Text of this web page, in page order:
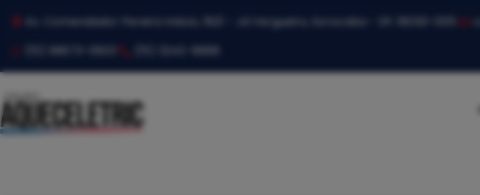
Av. Comendador Pereira Inácio, 1821 - Jd Vergueiro, Sorocaba - SP, 18030-005